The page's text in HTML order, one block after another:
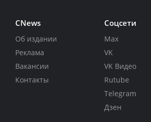
CNews
Об издании
Реклама
Вакансии
Контакты
Соцсети
Max
VK
VK Видео
Rutube
Telegram
Дзен